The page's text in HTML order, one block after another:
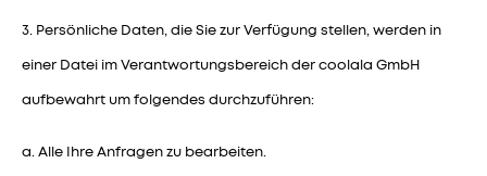
3. Persönliche Daten, die Sie zur Verfügung stellen, werden in
einer Datei im Verantwortungsbereich der coolala GmbH
aufbewahrt um folgendes durchzuführen:
a. Alle Ihre Anfragen zu bearbeiten.